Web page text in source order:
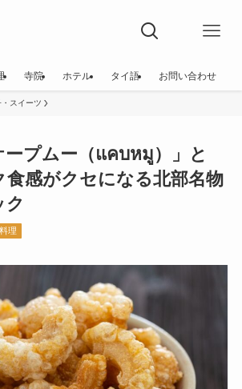
寺院 ホテル タイ語 お問い合わせ
・スイーツ
ープムー（แคบหมู）」と
食感がクセになる北部名物
ク
理